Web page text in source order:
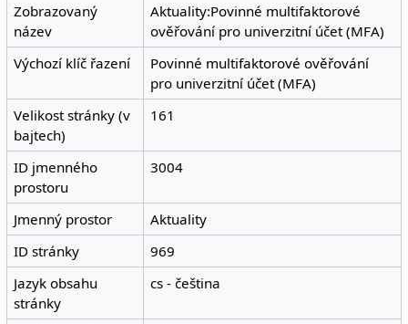
Zobrazovaný
název
Aktuality:Povinné multifaktorové
ověřování pro univerzitní účet (MFA)
Výchozí klíč řazení
Povinné multifaktorové ověřování
pro univerzitní účet (MFA)
Velikost stránky (v
bajtech)
161
ID jmenného
prostoru
3004
Jmenný prostor
Aktuality
ID stránky
969
Jazyk obsahu
stránky
cs - čeština